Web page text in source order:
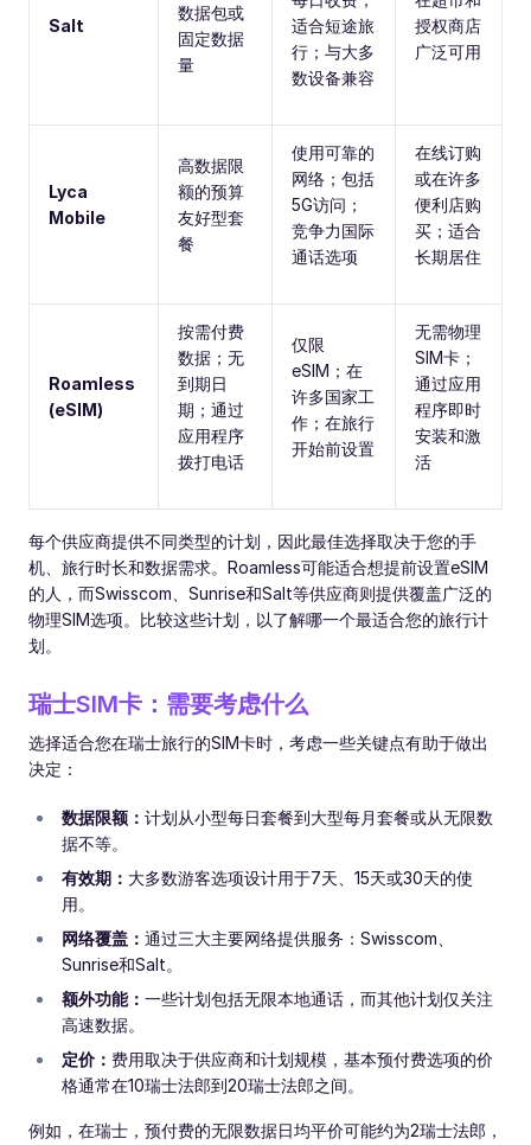
Salt
数据包或
固定数据
量
适合短途旅
行；与大多
数设备兼容
授权商店
广泛可用
Lyca
Mobile
高数据限
额的预算
友好型套
餐
使用可靠的
网络；包括
5G访问；
竞争力国际
通话选项
在线订购
或在许多
便利店购
买；适合
长期居住
Roamless
(eSIM)
按需付费
数据；无
到期日
期；通过
应用程序
拨打电话
仅限
eSIM；在
许多国家工
作；在旅行
开始前设置
无需物理
SIM卡；
通过应用
程序即时
安装和激
活
每个供应商提供不同类型的计划，因此最佳选择取决于您的手
机、旅行时长和数据需求。Roamless可能适合想提前设置eSIM
的人，而Swisscom、Sunrise和Salt等供应商则提供覆盖广泛的
物理SIM选项。比较这些计划，以了解哪一个最适合您的旅行计
划。
瑞士SIM卡：需要考虑什么
选择适合您在瑞士旅行的SIM卡时，考虑一些关键点有助于做出
决定：
数据限额： 计划从小型每日套餐到大型每月套餐或从无限数
据不等。
有效期： 大多数游客选项设计用于7天、15天或30天的使
用。
网络覆盖： 通过三大主要网络提供服务：Swisscom、
Sunrise和Salt。
额外功能： 一些计划包括无限本地通话，而其他计划仅关注
高速数据。
定价： 费用取决于供应商和计划规模，基本预付费选项的价
格通常在10瑞士法郎到20瑞士法郎之间。
例如，在瑞士，预付费的无限数据日均平价可能约为2瑞士法郎，